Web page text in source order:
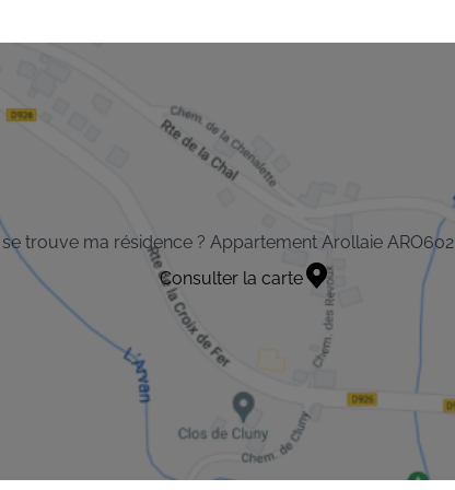
trouve ma résidence ? Appartement Arollaie ARO602
Consulter la carte